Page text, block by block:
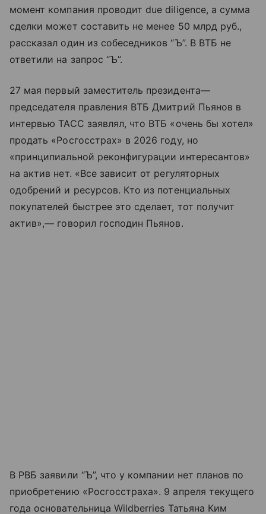
момент компания проводит due diligence, а сумма
сделки может составить не менее 50 млрд руб.,
рассказал один из собеседников “Ъ”. В ВТБ не
ответили на запрос “Ъ”.
27 мая первый заместитель президента—
председателя правления ВТБ Дмитрий Пьянов в
интервью ТАСС заявлял, что ВТБ «очень бы хотел»
продать «Росгосстрах» в 2026 году, но
«принципиальной реконфигурации интересантов»
на актив нет. «Все зависит от регуляторных
одобрений и ресурсов. Кто из потенциальных
покупателей быстрее это сделает, тот получит
актив»,— говорил господин Пьянов.
В РВБ заявили “Ъ”, что у компании нет планов по
приобретению «Росгосстраха». 9 апреля текущего
года основательница Wildberries Татьяна Ким